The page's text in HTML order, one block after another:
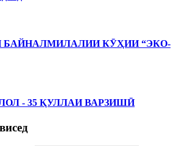
КӮҲИИ “ЭКО-
- 35 ҚУЛЛАИ ВАРЗИШӢ